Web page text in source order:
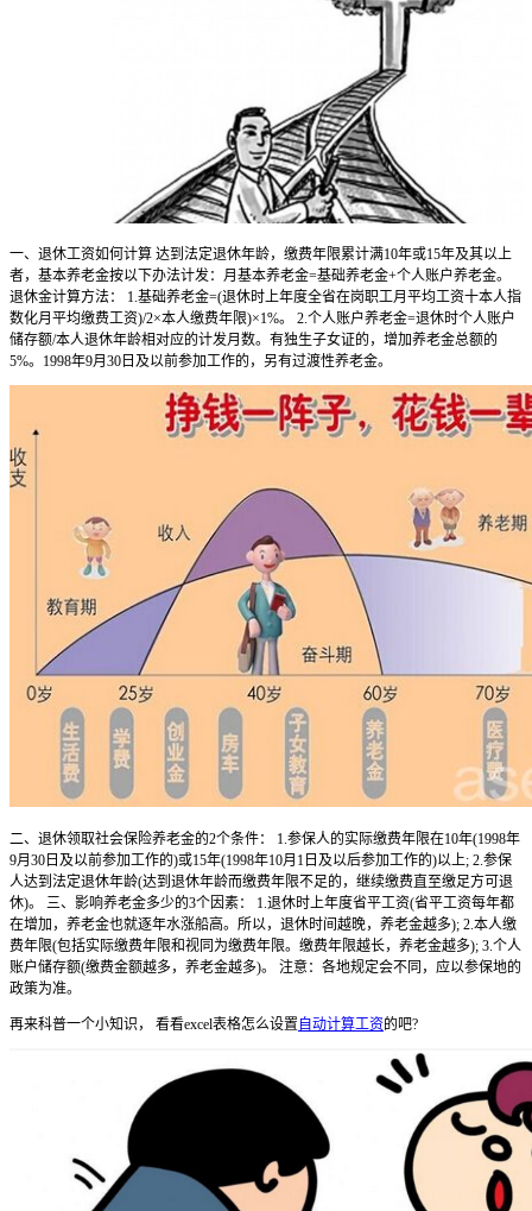
一、退休工资如何计算 达到法定退休年龄，缴费年限累计满10年或15年及其以上
者，基本养老金按以下办法计发：月基本养老金=基础养老金+个人账户养老金。
退休金计算方法： 1.基础养老金=(退休时上年度全省在岗职工月平均工资十本人指
数化月平均缴费工资)/2×本人缴费年限)×1%。 2.个人账户养老金=退休时个人账户
储存额/本人退休年龄相对应的计发月数。有独生子女证的，增加养老金总额的
5%。1998年9月30日及以前参加工作的，另有过渡性养老金。
二、退休领取社会保险养老金的2个条件： 1.参保人的实际缴费年限在10年(1998年
9月30日及以前参加工作的)或15年(1998年10月1日及以后参加工作的)以上; 2.参保
人达到法定退休年龄(达到退休年龄而缴费年限不足的，继续缴费直至缴足方可退
休)。 三、影响养老金多少的3个因素： 1.退休时上年度省平工资(省平工资每年都
在增加，养老金也就逐年水涨船高。所以，退休时间越晚，养老金越多); 2.本人缴
费年限(包括实际缴费年限和视同为缴费年限。缴费年限越长，养老金越多); 3.个人
账户储存额(缴费金额越多，养老金越多)。 注意：各地规定会不同，应以参保地的
政策为准。
再来科普一个小知识， 看看excel表格怎么设置 自动计算工资的吧?